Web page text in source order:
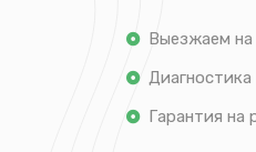
Выезжаем
Гарантия на